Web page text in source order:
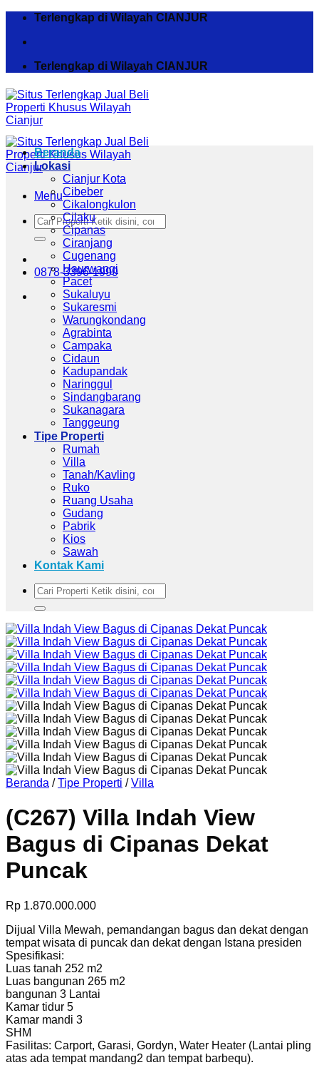
Skip
content
Terlengkap di Wilayah CIANJUR
Terlengkap di Wilayah CIANJUR
Menu
Pencarian
untuk:
0878-3396-1999
Beranda
Lokasi
Cianjur Kota
Cibeber
Cikalongkulon
Cilaku
Cipanas
Ciranjang
Cugenang
Haurwangi
Pacet
Sukaluyu
Sukaresmi
Warungkondang
Agrabinta
Campaka
Cidaun
Kadupandak
Naringgul
Sindangbarang
Sukanagara
Tanggeung
Tipe Properti
Rumah
Villa
Tanah/Kavling
Ruko
Ruang Usaha
Gudang
Pabrik
Kios
Sawah
Kontak Kami
Pencarian
untuk:
Beranda / Tipe Properti / Villa
(C267) Villa Indah View
Bagus di Cipanas Dekat
Puncak
Rp 1.870.000.000
Dijual Villa Mewah, pemandangan bagus dan dekat dengan
tempat wisata di puncak dan dekat dengan Istana presiden
Spesifikasi:
Luas tanah 252 m2
Luas bangunan 265 m2
bangunan 3 Lantai
Kamar tidur 5
Kamar mandi 3
SHM
Fasilitas: Carport, Garasi, Gordyn, Water Heater (Lantai pling
atas ada tempat mandang2 dan tempat barbequ).